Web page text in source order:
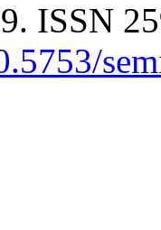
ISSN